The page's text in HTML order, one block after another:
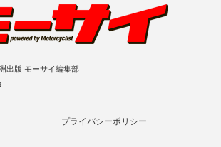
出版 モーサイ編集部
プライバシーポリシー